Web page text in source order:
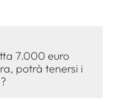
7.000 euro
potrà tenersi i